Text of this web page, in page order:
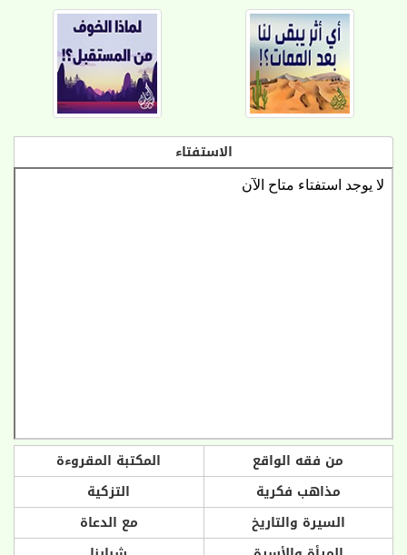
الاستفتاء
من فقه الواقع
المكتبة المقروءة
مذاهب فكرية
التزكية
السيرة والتاريخ
مع الدعاة